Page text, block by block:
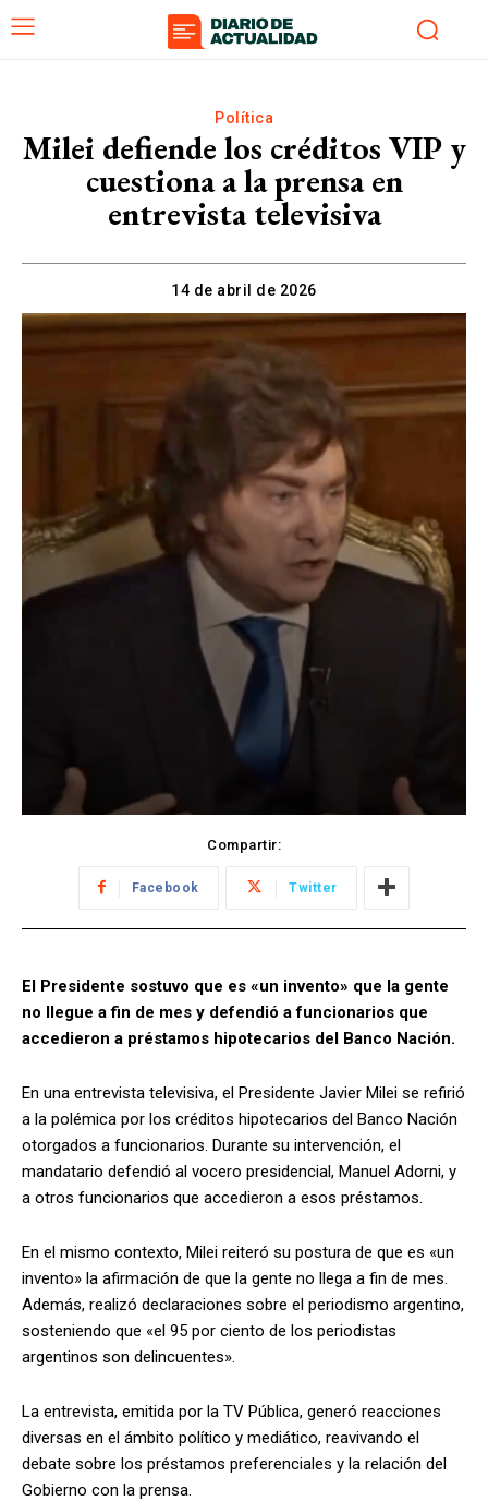
Política
Milei defiende los créditos VIP y
cuestiona a la prensa en
entrevista televisiva
14 de abril de 2026
Compartir:
Facebook Twitter
El Presidente sostuvo que es «un invento» que la gente
no llegue a fin de mes y defendió a funcionarios que
accedieron a préstamos hipotecarios del Banco Nación.
En una entrevista televisiva, el Presidente Javier Milei se refirió
a la polémica por los créditos hipotecarios del Banco Nación
otorgados a funcionarios. Durante su intervención, el
mandatario defendió al vocero presidencial, Manuel Adorni, y
a otros funcionarios que accedieron a esos préstamos.
En el mismo contexto, Milei reiteró su postura de que es «un
invento» la afirmación de que la gente no llega a fin de mes.
Además, realizó declaraciones sobre el periodismo argentino,
sosteniendo que «el 95 por ciento de los periodistas
argentinos son delincuentes».
La entrevista, emitida por la TV Pública, generó reacciones
diversas en el ámbito político y mediático, reavivando el
debate sobre los préstamos preferenciales y la relación del
Gobierno con la prensa.